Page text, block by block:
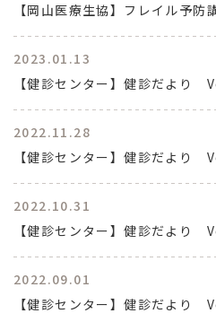
【岡山医療生協】フレイル予防
2023.01.13
【健診センター】健診だより
2022.11.28
【健診センター】健診だより
2022.10.31
【健診センター】健診だより
2022.09.01
【健診センター】健診だより